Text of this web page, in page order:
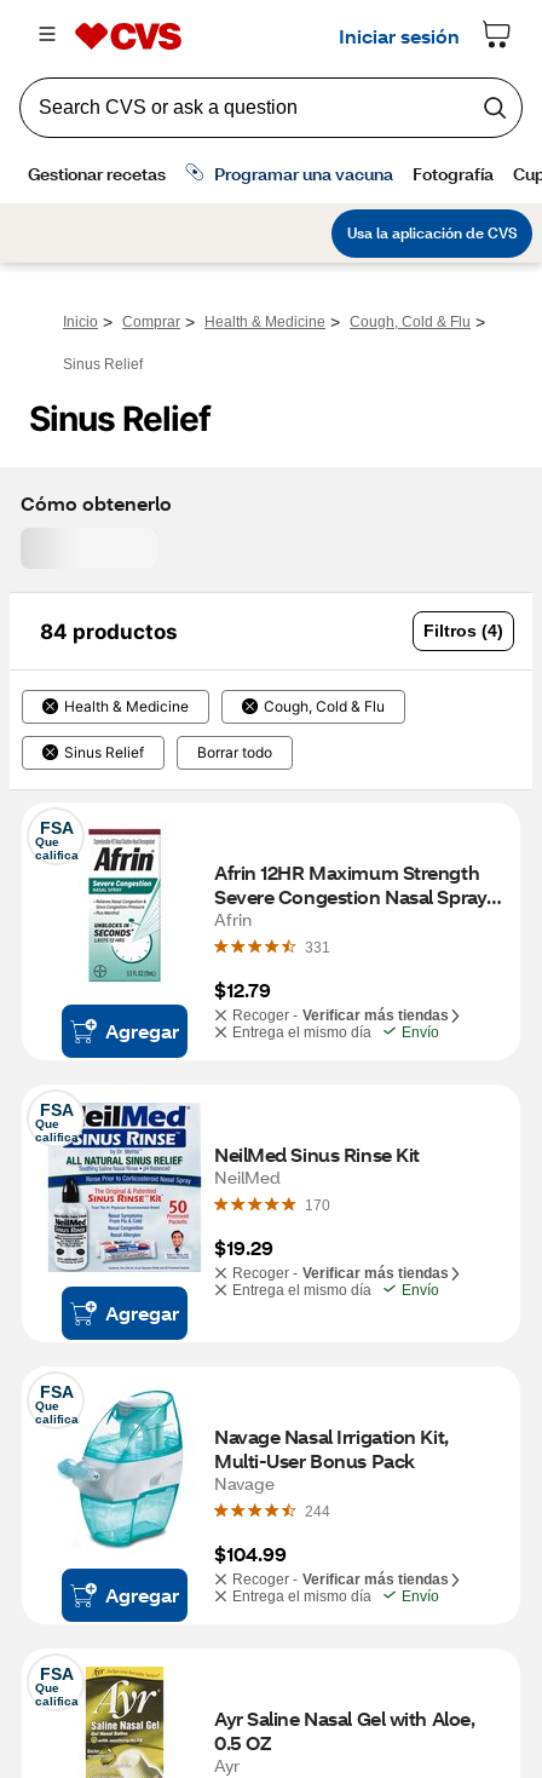
Inicio > Comprar > Health & Medicine > Cough, Cold & Flu >
Sinus Relief
Sinus Relief
Cómo obtenerlo
84 productos Filtros (4)
Health & Medicine Cough, Cold & Flu
Sinus Relief Borrar todo
FSA
Que
califica
Agregar
Afrin 12HR Maximum Strength
Severe Congestion Nasal Spray
+ Menthol, 0.5 OZ
Afrin
331
$12.79
Recoger - Verificar más tiendas
Entrega el mismo día
Envío
FSA
Que
califica
Agregar
NeilMed Sinus Rinse Kit
NeilMed
170
$19.29
Recoger - Verificar más tiendas
Entrega el mismo día
Envío
FSA
Que
califica
Agregar
Navage Nasal Irrigation Kit,
Multi-User Bonus Pack
Navage
244
$104.99
Recoger - Verificar más tiendas
Entrega el mismo día
Envío
FSA
Que
califica
Ayr Saline Nasal Gel with Aloe,
0.5 OZ
Ayr